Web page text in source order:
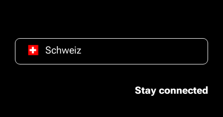
Schweiz
Stay connected